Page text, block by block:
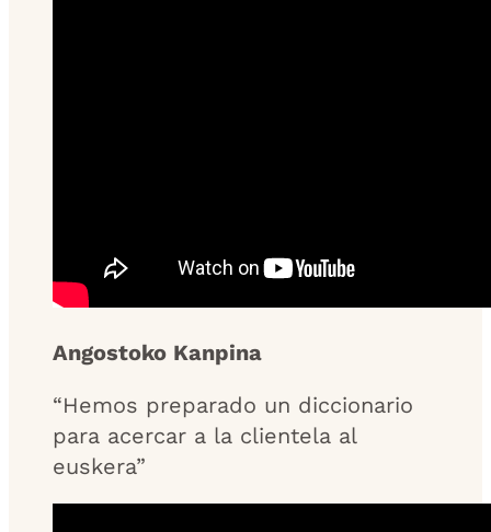
Angostoko Kanpina
“Hemos preparado un diccionario
para acercar a la clientela al
euskera”